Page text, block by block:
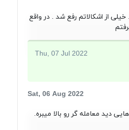
از اشکالاتم رفع شد . در واقع
Thu, 07 Jul 2022
Sat, 06 Aug 2022
دید معامله گر رو بالا میبره.